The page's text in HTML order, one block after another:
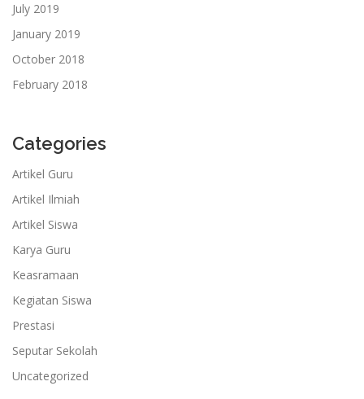
July 2019
January 2019
October 2018
February 2018
Categories
Artikel Guru
Artikel Ilmiah
Artikel Siswa
Karya Guru
Keasramaan
Kegiatan Siswa
Prestasi
Seputar Sekolah
Uncategorized